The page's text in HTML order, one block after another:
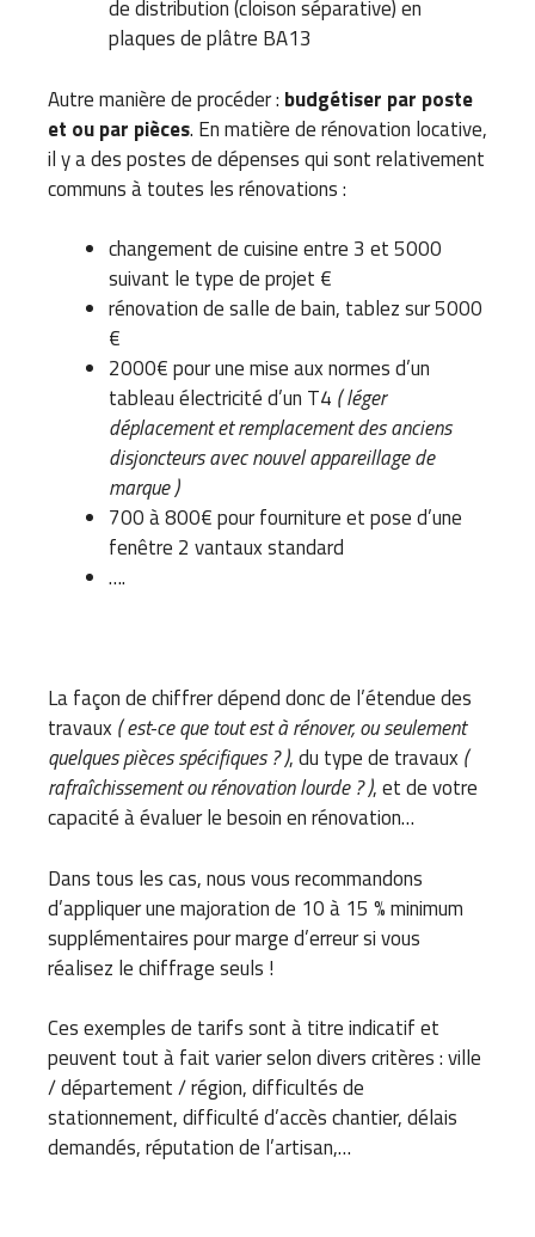
de distribution (cloison séparative) en
plaques de plâtre BA13
Autre manière de procéder : budgétiser par poste
et ou par pièces. En matière de rénovation locative,
il y a des postes de dépenses qui sont relativement
communs à toutes les rénovations :
changement de cuisine entre 3 et 5000
suivant le type de projet €
rénovation de salle de bain, tablez sur 5000
€
2000€ pour une mise aux normes d’un
tableau électricité d’un T4 ( léger
déplacement et remplacement des anciens
disjoncteurs avec nouvel appareillage de
marque )
700 à 800€ pour fourniture et pose d’une
fenêtre 2 vantaux standard
….
La façon de chiffrer dépend donc de l’étendue des
travaux ( est-ce que tout est à rénover, ou seulement
quelques pièces spécifiques ? ), du type de travaux (
rafraîchissement ou rénovation lourde ? ), et de votre
capacité à évaluer le besoin en rénovation…
Dans tous les cas, nous vous recommandons
d’appliquer une majoration de 10 à 15 % minimum
supplémentaires pour marge d’erreur si vous
réalisez le chiffrage seuls !
Ces exemples de tarifs sont à titre indicatif et
peuvent tout à fait varier selon divers critères : ville
/ département / région, difficultés de
stationnement, difficulté d’accès chantier, délais
demandés, réputation de l’artisan,…